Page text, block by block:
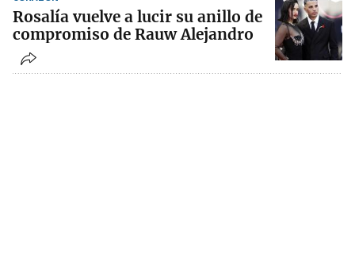
Rosalía vuelve a lucir su anillo de
compromiso de Rauw Alejandro